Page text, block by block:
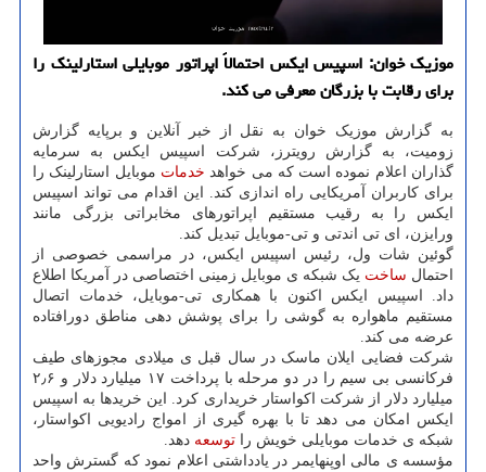
موزیک خوان: اسپیس ایکس احتمالاً اپراتور موبایلی استارلینک را
برای رقابت با بزرگان معرفی می کند.
به گزارش موزیک خوان به نقل از خبر آنلاین و برپایه گزارش
زومیت، به گزارش رویترز، شرکت اسپیس ایکس به سرمایه
گذاران اعلام نموده است که می خواهد خدمات موبایل استارلینک را
برای کاربران آمریکایی راه اندازی کند. این اقدام می تواند اسپیس
ایکس را به رقیب مستقیم اپراتورهای مخابراتی بزرگی مانند
ورایزن، ای تی اندتی و تی-موبایل تبدیل کند.
گوئین شات ول، رئیس اسپیس ایکس، در مراسمی خصوصی از
احتمال ساخت یک شبکه ی موبایل زمینی اختصاصی در آمریکا اطلاع
داد. اسپیس ایکس اکنون با همکاری تی-موبایل، خدمات اتصال
مستقیم ماهواره به گوشی را برای پوشش دهی مناطق دورافتاده
عرضه می کند.
شرکت فضایی ایلان ماسک در سال قبل ی میلادی مجوزهای طیف
فرکانسی بی سیم را در دو مرحله با پرداخت ۱۷ میلیارد دلار و ۲٫۶
میلیارد دلار از شرکت اکواستار خریداری کرد. این خریدها به اسپیس
ایکس امکان می دهد تا با بهره گیری از امواج رادیویی اکواستار،
شبکه ی خدمات موبایلی خویش را توسعه دهد.
مؤسسه ی مالی اوپنهایمر در یادداشتی اعلام نمود که گسترش واحد